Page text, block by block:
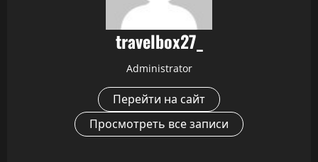
travelbox27_
Administrator
Перейти на сайт
Просмотреть все записи